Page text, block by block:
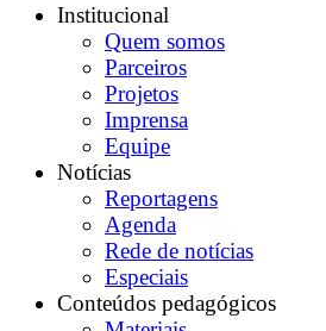
Institucional
Quem somos
Parceiros
Projetos
Imprensa
Equipe
Notícias
Reportagens
Agenda
Rede de notícias
Especiais
Conteúdos pedagógicos